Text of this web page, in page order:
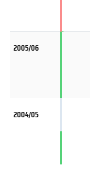
2005/06
2004/05